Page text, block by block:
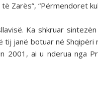
Zarës”, “Përmendoret
Ka shkruar
janë botuar në Shqipëri
2001, ai u nderua nga